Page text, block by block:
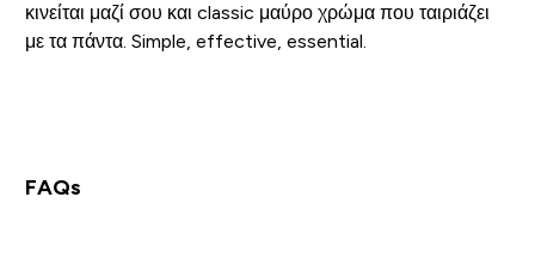
κινείται μαζί σου και classic μαύρο χρώμα που ταιριάζει
με τα πάντα. Simple, effective, essential.
FAQs